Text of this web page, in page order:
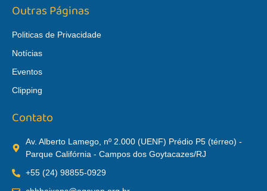
Outras Páginas
Politicas de Privacidade
Notícias
Eventos
Clipping
Contato
Av. Alberto Lamego, nº 2.000 (UENF) Prédio P5 (térreo) -
Parque Califórnia - Campos dos Goytacazes/RJ
+55 (24) 98855-0929